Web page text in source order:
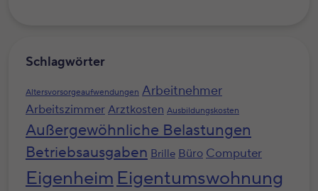
Schlagwörter
Altersvorsorgeaufwendungen Arbeitnehmer
Arbeitszimmer Arztkosten Ausbildungskosten
Außergewöhnliche Belastungen
Betriebsausgaben Brille Büro Computer
Eigenheim Eigentumswohnung